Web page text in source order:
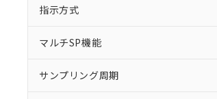
指示方式
マルチSP機能
サンプリング周期